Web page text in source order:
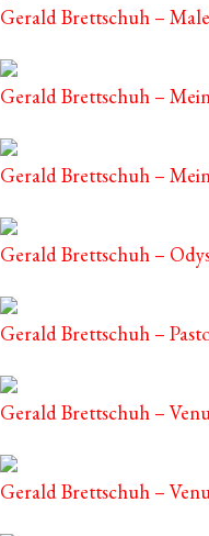
Gerald Brettschuh –
Gerald Brettschuh –
Gerald Brettschuh –
Gerald Brettschuh –
Gerald Brettschuh –
Gerald Brettschuh –
Gerald Brettschuh –